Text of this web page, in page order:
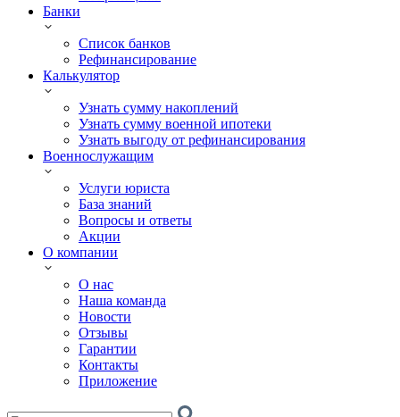
Банки
Список банков
Рефинансирование
Калькулятор
Узнать сумму накоплений
Узнать сумму военной ипотеки
Узнать выгоду от рефинансирования
Военнослужащим
Услуги юриста
База знаний
Вопросы и ответы
Акции
О компании
О нас
Наша команда
Новости
Отзывы
Гарантии
Контакты
Приложение